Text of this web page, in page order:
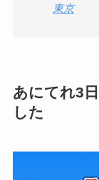
東京
あにてれ3
した